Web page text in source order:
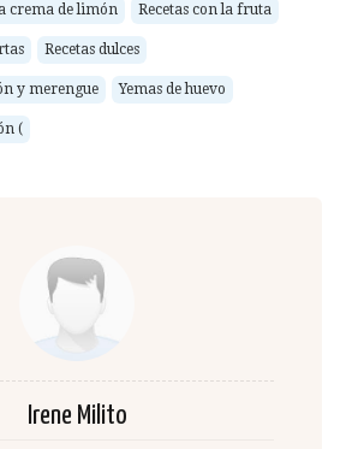
crema de limón Recetas con la fruta
Recetas dulces
y merengue Yemas de huevo
(
Irene Milito